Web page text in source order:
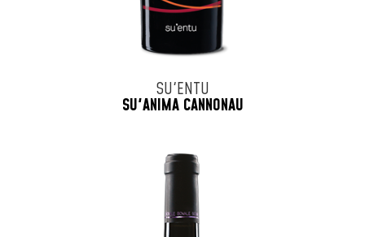
SU'ENTU
SU'ANIMA CANNONAU